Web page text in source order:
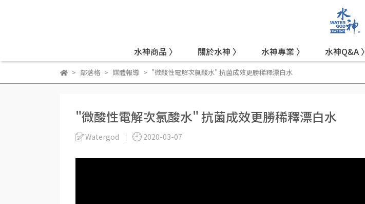
水神商品 〉 關於水神 〉 水神專業 〉 水神Q&A 〉
部落格 媒體報導 "微酸性電解次氯酸水" 抗菌成效更勝稀釋漂白水
"微酸性電解次氯酸水" 抗菌成效更勝稀釋漂白水
Watergod 2020-03-07